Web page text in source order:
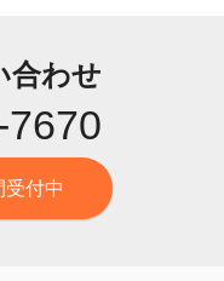
合わせ
受付中